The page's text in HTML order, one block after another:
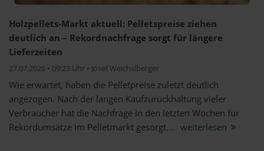
Holzpellets-Markt aktuell: Pelletspreise ziehen
deutlich an – Rekordnachfrage sorgt für längere
Lieferzeiten
27.07.2026 • 09:23 Uhr • Josef Weichslberger
Wie erwartet, haben die Pelletpreise zuletzt deutlich
angezogen. Nach der langen Kaufzurückhaltung vieler
Verbraucher hat die Nachfrage in den letzten Wochen für
Rekordumsätze im Pelletmarkt gesorgt.... weiterlesen